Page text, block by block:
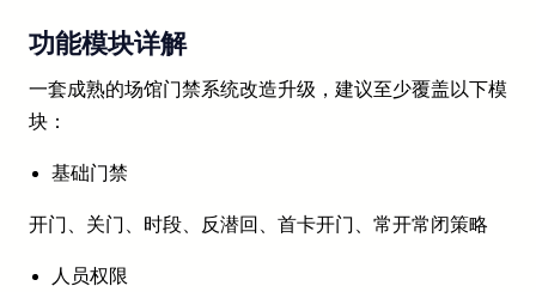
功能模块详解
一套成熟的场馆门禁系统改造升级，建议至少覆盖以下模
块：
基础门禁
开门、关门、时段、反潜回、首卡开门、常开常闭策略
人员权限